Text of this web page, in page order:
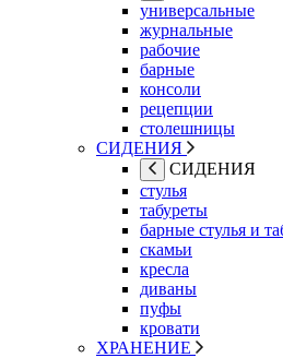
универсальные
журнальные
рабочие
барные
консоли
рецепции
столешницы
СИДЕНИЯ
СИДЕНИЯ
стулья
табуреты
барные стулья и
скамьи
кресла
диваны
пуфы
кровати
ХРАНЕНИЕ